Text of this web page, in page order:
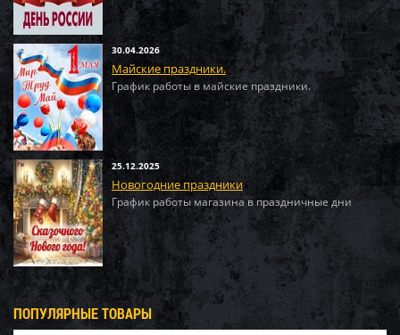
30.04.2026
Майские праздники.
График работы в майские праздники.
25.12.2025
Новогодние праздники
График работы магазина в праздничные дни
ПОПУЛЯРНЫЕ ТОВАРЫ